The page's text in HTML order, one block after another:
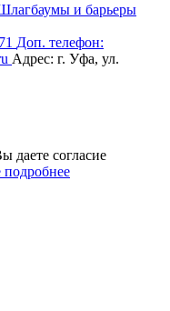
и барьеры
Доп. телефон:
Адрес: г. Уфа, ул.
даете согласие
подробнее